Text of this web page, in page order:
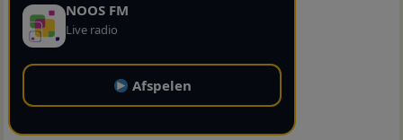
NOOS FM
Live radio
Afspelen